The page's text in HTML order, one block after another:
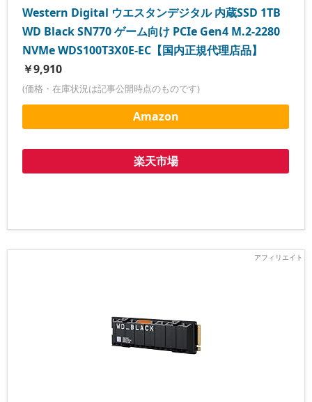
Western Digital ウエスタンデジタル 内蔵SSD 1TB
WD Black SN770 ゲーム向け PCIe Gen4 M.2-2280
NVMe WDS100T3X0E-EC【国内正規代理店品】
￥9,910
(価格・在庫状況は記事公開時点のものです)
Amazon
楽天市場